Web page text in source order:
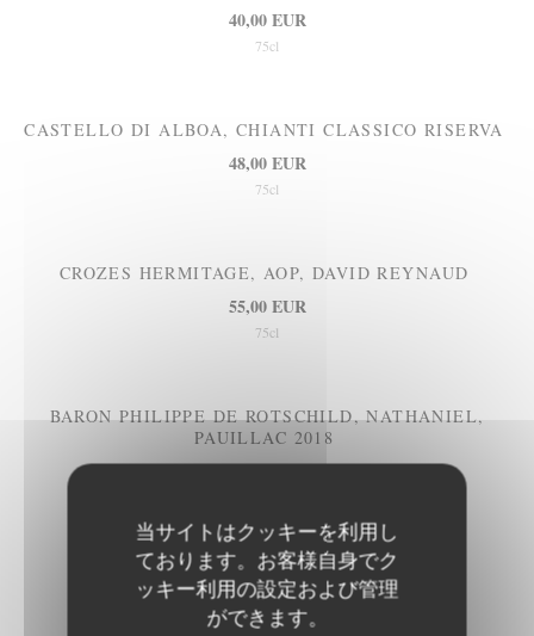
当サイトはクッキーを利用し
ております。お客様自身でク
ッキー利用の設定および管理
ができます。
40,00 EUR
75cl
CASTELLO DI ALBOA, CHIANTI CLASSICO RISERVA
48,00 EUR
75cl
CROZES HERMITAGE, AOP, DAVID REYNAUD
55,00 EUR
75cl
BARON PHILIPPE DE ROTSCHILD, NATHANIEL,
PAUILLAC 2018
78,00 EUR
HAUTE COTES DE BEAUNE,2022
58,00 EUR